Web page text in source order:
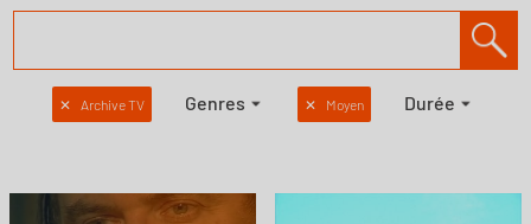
✕ Archive TV Genres ✕ Moyen Durée